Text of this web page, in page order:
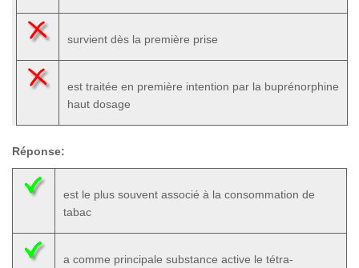
survient dès la première prise
est traitée en première intention par la buprénorphine
haut dosage
Réponse:
est le plus souvent associé à la consommation de
tabac
a comme principale substance active le tétra-